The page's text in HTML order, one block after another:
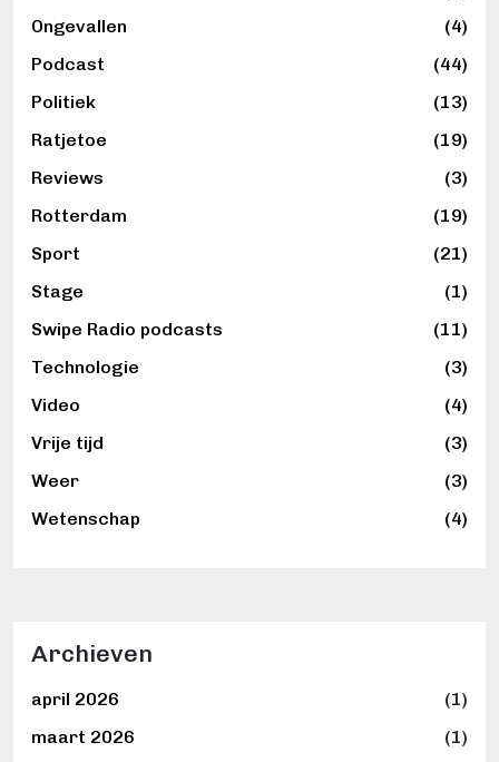
Ongevallen
(4)
Podcast
(44)
Politiek
(13)
Ratjetoe
(19)
Reviews
(3)
Rotterdam
(19)
Sport
(21)
Stage
(1)
Swipe Radio podcasts
(11)
Technologie
(3)
Video
(4)
Vrije tijd
(3)
Weer
(3)
Wetenschap
(4)
Archieven
april 2026
(1)
maart 2026
(1)